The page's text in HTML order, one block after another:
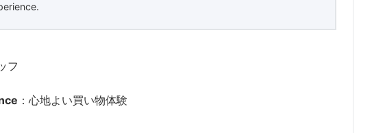
フ
：心地よい買い物体験